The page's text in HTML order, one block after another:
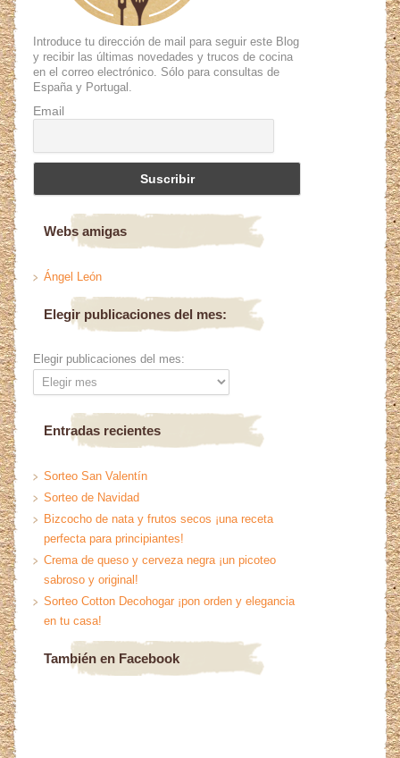
Introduce tu dirección de mail para seguir este Blog
y recibir las últimas novedades y trucos de cocina
en el correo electrónico. Sólo para consultas de
España y Portugal.
Email
Webs amigas
Ángel León
Elegir publicaciones del mes:
Elegir publicaciones del mes:
Entradas recientes
Sorteo San Valentín
Sorteo de Navidad
Bizcocho de nata y frutos secos ¡una receta
perfecta para principiantes!
Crema de queso y cerveza negra ¡un picoteo
sabroso y original!
Sorteo Cotton Decohogar ¡pon orden y elegancia
en tu casa!
También en Facebook